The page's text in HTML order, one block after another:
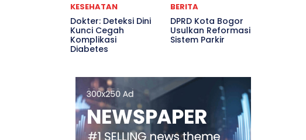
KESEHATAN
Dokter: Deteksi Dini
Kunci Cegah
Komplikasi
Diabetes
BERITA
DPRD Kota Bogor
Usulkan Reformasi
Sistem Parkir